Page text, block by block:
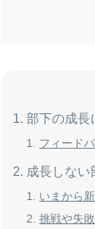
部下の成長
フィード
成長しない
いまから
挑戦や失